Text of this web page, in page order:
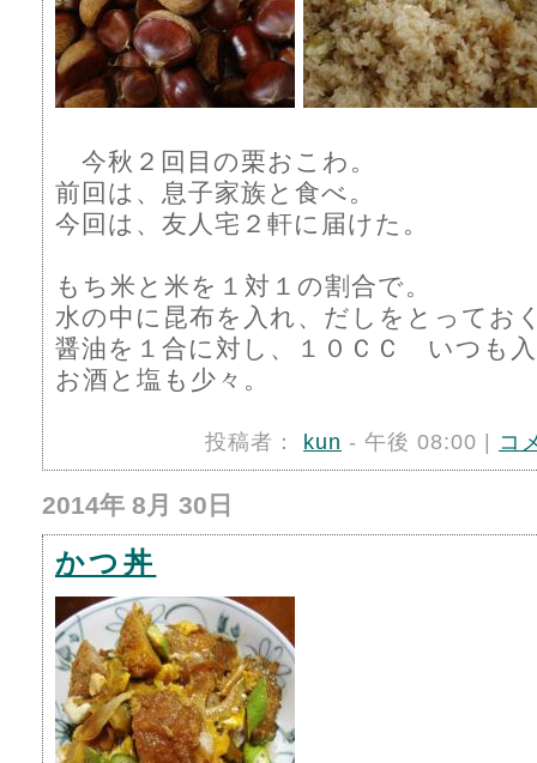
今秋２回目の栗おこわ。
前回は、息子家族と食べ。
今回は、友人宅２軒に届けた。
もち米と米を１対１の割合で。
水の中に昆布を入れ、だしをとってお
醤油を１合に対し、１０ＣＣ いつも
お酒と塩も少々。
投稿者： kun - 午後 08:00 | コ
2014年 8月 30日
かつ丼